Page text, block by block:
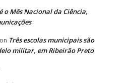
o Mês Nacional da Ciência,
on Três escolas municipais são
militar, em Ribeirão Preto